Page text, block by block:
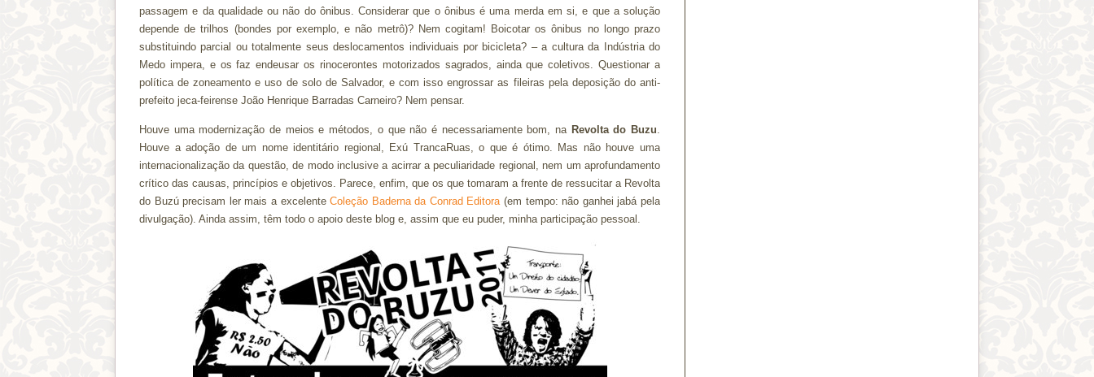
passagem e da qualidade ou não do ônibus. Considerar que o ônibus é uma merda em si, e que a solução
depende de trilhos (bondes por exemplo, e não metrô)? Nem cogitam! Boicotar os ônibus no longo prazo
substituindo parcial ou totalmente seus deslocamentos individuais por bicicleta? – a cultura da Indústria do
Medo impera, e os faz endeusar os rinocerontes motorizados sagrados, ainda que coletivos. Questionar a
política de zoneamento e uso de solo de Salvador, e com isso engrossar as fileiras pela deposição do anti-
prefeito jeca-feirense João Henrique Barradas Carneiro? Nem pensar.
Houve uma modernização de meios e métodos, o que não é necessariamente bom, na Revolta do Buzu.
Houve a adoção de um nome identitário regional, Exú TrancaRuas, o que é ótimo. Mas não houve uma
internacionalização da questão, de modo inclusive a acirrar a peculiaridade regional, nem um aprofundamento
crítico das causas, princípios e objetivos. Parece, enfim, que os que tomaram a frente de ressucitar a Revolta
do Buzú precisam ler mais a excelenteColeção Baderna da Conrad Editora(em tempo: não ganhei jabá pela
divulgação). Ainda assim, têm todo o apoio deste blog e, assim que eu puder, minha participação pessoal.